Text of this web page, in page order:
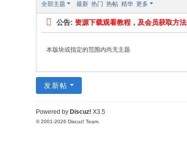
全部主题 最新 热门 热帖 精华 更多
公告: 资源下载观看教程，及会员获取方法
本版块或指定的范围内尚无主题
发新帖
Powered by Discuz! X3.5
© 2001-2026 Discuz! Team